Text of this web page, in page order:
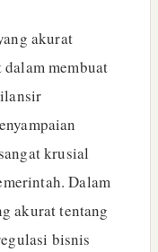
akurat
membuat
krusial
Dalam
akurat tentang
bisnis